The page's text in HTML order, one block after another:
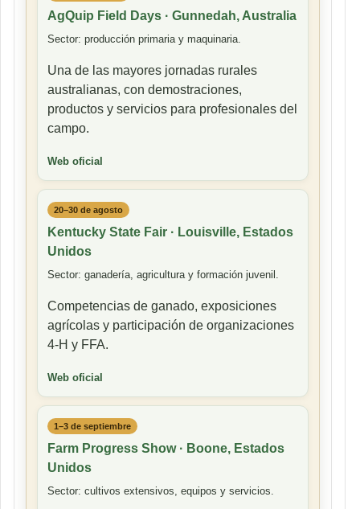
AgQuip Field Days · Gunnedah, Australia
Sector: producción primaria y maquinaria.
Una de las mayores jornadas rurales
australianas, con demostraciones,
productos y servicios para profesionales del
campo.
Web oficial
20–30 de agosto
Kentucky State Fair · Louisville, Estados
Unidos
Sector: ganadería, agricultura y formación juvenil.
Competencias de ganado, exposiciones
agrícolas y participación de organizaciones
4-H y FFA.
Web oficial
1–3 de septiembre
Farm Progress Show · Boone, Estados
Unidos
Sector: cultivos extensivos, equipos y servicios.